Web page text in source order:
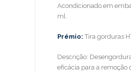
Acondicionado em
ml.
Prémio: Tira gorduras
Descrição:
eficácia para a remoção